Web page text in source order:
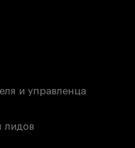
и управленца
лидов